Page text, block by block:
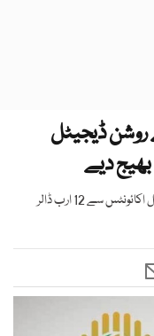
روشن ڈیجیٹل
سمندر پار پاکستانیوں نے 9 لاکھ سے زائد روشن ڈیجیٹل اکائونٹس سے 12 ارب ڈالر